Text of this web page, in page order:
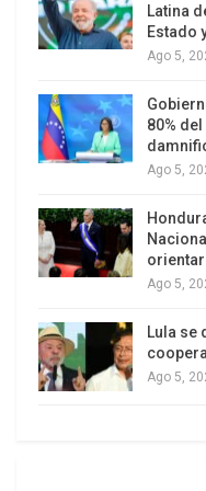
aumentara más,
Evaluación de la
El secretario
Cruz Marcelo indicó
significaron los
ciudadanos en
insuficientes para
la población; es
habitantes, sin los
Latina
Estado
Ago 5,
80%
Ago 5,
Ago 5,
Lula se
Ago 5,